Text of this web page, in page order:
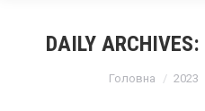
DAILY ARCHIVES:
Головна 2023